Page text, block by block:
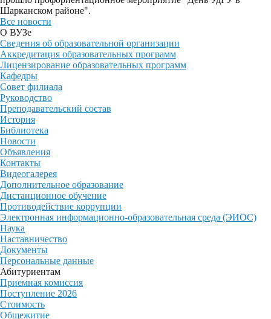
Шарканском районе".
Все новости
О ВУЗе
Сведения об образовательной организации
Аккредитация образовательных программ
Лицензирование образовательных программ
Кафедры
Совет филиала
Руководство
Преподавательский состав
История
Библиотека
Новости
Объявления
Контакты
Видеогалерея
Дополнительное образование
Дистанционное обучение
Противодействие коррупции
Электронная информационно-образовательная среда (ЭИОС)
Наука
Наставничество
Документы
Персональные данные
Абитуриентам
Приемная комиссия
Поступление 2026
Стоимость
Общежитие